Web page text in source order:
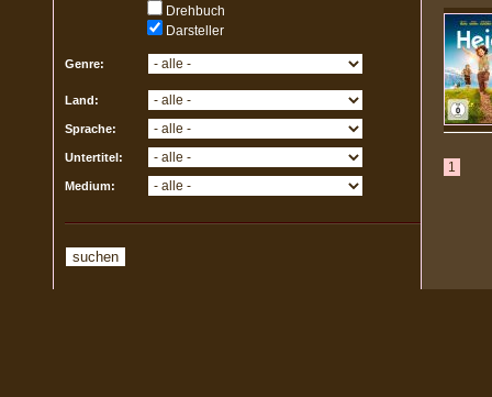
Drehbuch
Darsteller
Genre:
Land:
Sprache:
Untertitel:
Medium:
1